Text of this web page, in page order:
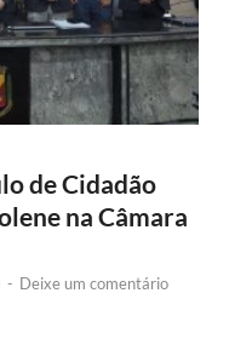
de Cidadão
na Câmara
- Deixe um comentário